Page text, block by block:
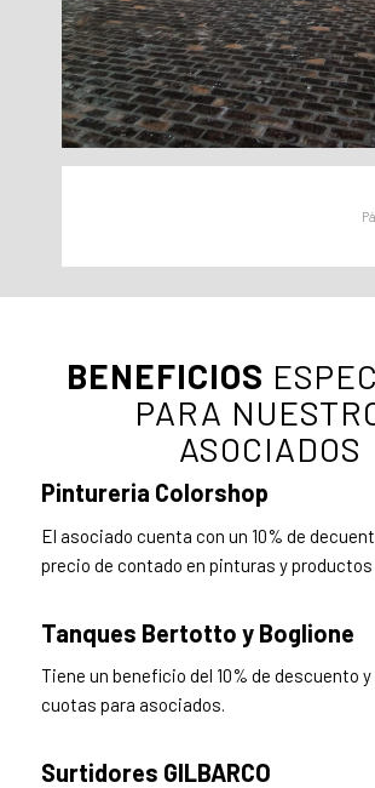
BENEFICIOS
PARA
ASOCIADOS
Pintureria Colorshop
El asociado cuenta con un 10% de
precio de contado en pinturas y productos
Tanques Bertotto y Boglione
Tiene un beneficio del 10% de descuento y
cuotas para asociados.
Surtidores GILBARCO